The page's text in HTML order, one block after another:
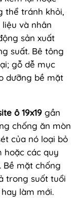
thể tránh khỏi,
và nhân
sản xuất
suất. Bê tông
gỗ dễ mục
dưỡng bề mặt
ô 19x19 gần
chống ăn mòn
của nó loại bỏ
hoặc các quy
Bề mặt chống
trong suốt tuổi
làm mới.